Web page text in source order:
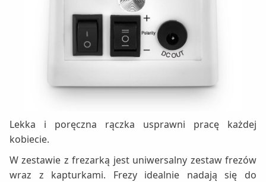
Lekka i poręczna rączka usprawni pracę każdej
kobiecie.
W zestawie z frezarką jest uniwersalny zestaw frezów
wraz z kapturkami. Frezy idealnie nadają się do